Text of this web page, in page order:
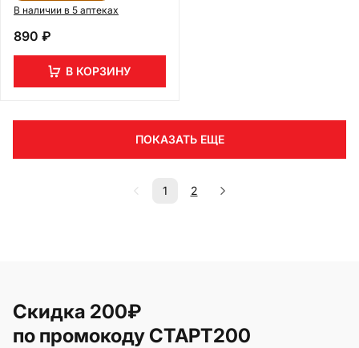
В наличии в 5 аптеках
890 ₽
В КОРЗИНУ
ПОКАЗАТЬ ЕЩЕ
1 2
Скидка 200₽
по промокоду СТАРТ200